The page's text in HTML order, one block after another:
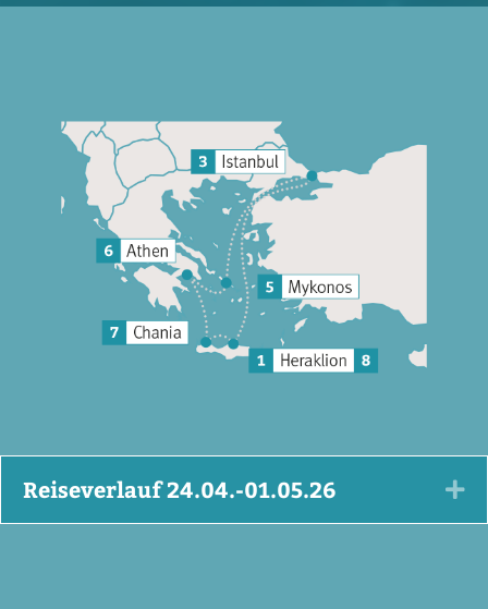
Reiseverlauf 24.04.-01.05.26